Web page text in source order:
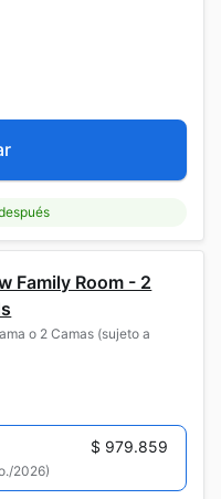
Family Room - 2
o 2 Camas (sujeto a
$ 979.859
2026)